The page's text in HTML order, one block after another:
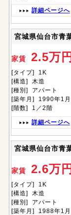
詳細ページへ
宮城県仙台市青
家賃 2.5万円
[タイプ] 1K
[構造] 木造
[種別] アパート
[築年月] 1990年1月
[階数] 1／2階
詳細ページへ
宮城県仙台市青
家賃 2.6万円
[タイプ] 1K
[構造] 木造
[種別] アパート
[築年月] 1988年1月